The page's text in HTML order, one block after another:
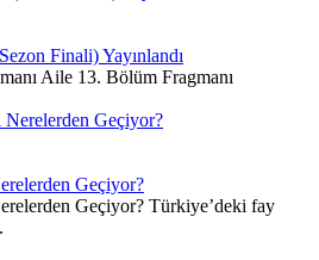
Finali) Yayınlandı
Aile 13. Bölüm Fragmanı
Geçiyor?
Geçiyor? Türkiye’deki fay